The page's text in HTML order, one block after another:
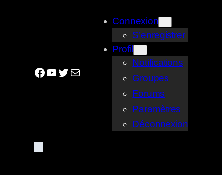
Facebook
YouTube
Twitter
E-mail
Connexion
S’enregistrer
Profil
Notifications
Groupes
Forums
Paramètres
Déconnexion